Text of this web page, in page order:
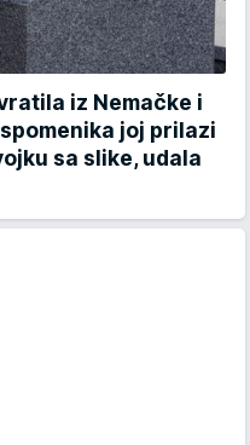
iz Nemačke i
joj prilazi
sa slike, udala